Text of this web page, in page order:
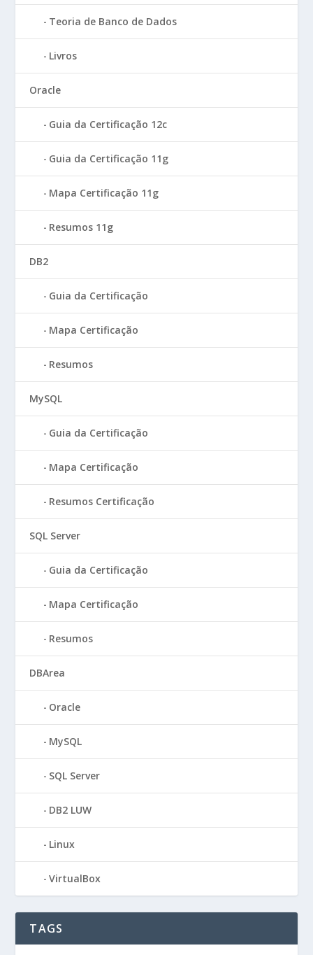
Teoria de Banco de Dados
Livros
Oracle
Guia da Certificação 12c
Guia da Certificação 11g
Mapa Certificação 11g
Resumos 11g
DB2
Guia da Certificação
Mapa Certificação
Resumos
MySQL
Guia da Certificação
Mapa Certificação
Resumos Certificação
SQL Server
Guia da Certificação
Mapa Certificação
Resumos
DBArea
Oracle
MySQL
SQL Server
DB2 LUW
Linux
VirtualBox
TAGS